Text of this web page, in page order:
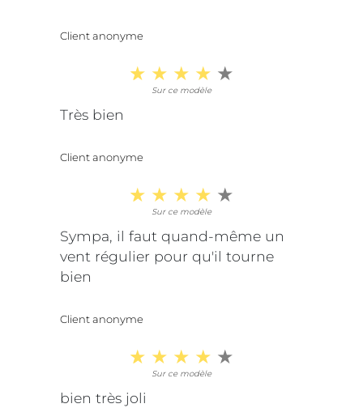
Client anonyme
Sur ce modèle
Très bien
Client anonyme
Sur ce modèle
Sympa, il faut quand-même un
vent régulier pour qu'il tourne
bien
Client anonyme
Sur ce modèle
bien très joli